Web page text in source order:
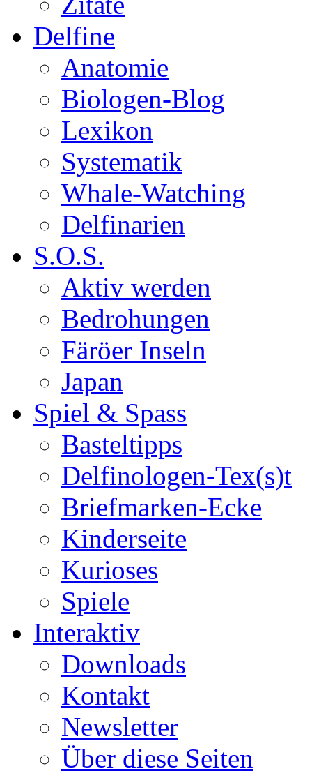
Delfine
Anatomie
Biologen-Blog
Lexikon
Systematik
Whale-Watching
Delfinarien
S.O.S.
Aktiv werden
Bedrohungen
Färöer Inseln
Japan
Spiel & Spass
Basteltipps
Delfinologen-Tex(s)t
Briefmarken-Ecke
Kinderseite
Kurioses
Spiele
Interaktiv
Downloads
Kontakt
Newsletter
Über diese Seiten